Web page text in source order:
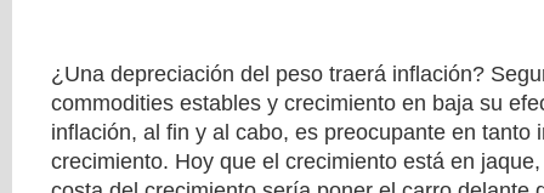
¿Una depreciación del peso traerá inflación?
commodities estables y crecimiento en baja su
inflación, al fin y al cabo, es preocupante en tanto
crecimiento. Hoy que el crecimiento está en